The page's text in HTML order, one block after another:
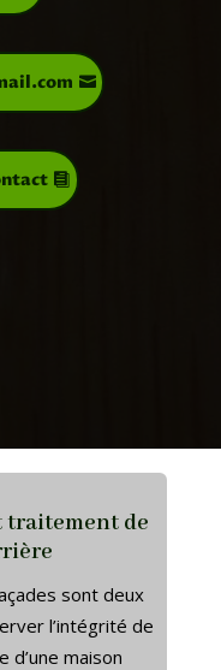
traitement de
sont deux
l’intégrité de
d’une maison